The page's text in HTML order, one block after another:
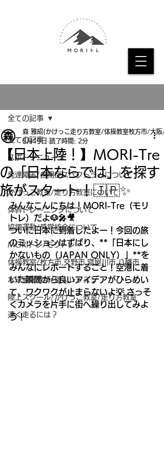
全ての記事
スポーツニュース
発達障害/自閉症スペクトラムについて
かけっこ教室/走り方教室について
体幹トレーニングについて
協調運動/感覚統合について
MORIトレ/モリトレ
体操教室/枚方市,交野市,寝屋川市,八幡市
水泳家庭教師/個人レッスン
陸上スクール/かけっこ教室/走り方教室
速く走るには？
全ての記事
【日本上陸！】MORI-Tre
の「日本ならでは」を探す
旅がスタート！🇯🇵✨
森 雅昭(かけっこ走り方教室/体操教室枚方市/大阪/
5月19日 読了時間: 2分
みんなこんにちは！MORI-Tre（モリ
トレ）だよ🐶🎤🎥
ついに日本に到着したよー！今回の旅
のミッションはずばり、**「日本にし
かないもの（JAPAN ONLY）」**を
みんなにレポートすること！空港に着
いた瞬間から良いアイデアがひらめい
て、ワクワクが止まらないよ💡 さっそ
くカメラを片手に街へ繰り出してみよ
う！